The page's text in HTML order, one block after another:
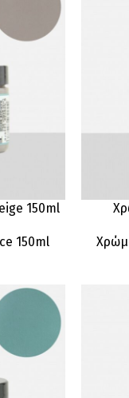
150ml
150ml